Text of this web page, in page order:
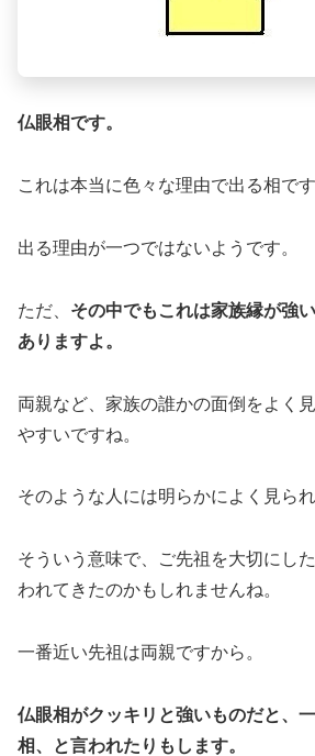
仏眼相です。
これは本当に色々な理由で出る相です
出る理由が一つではないようです。
ただ、 その中でもこれは家族縁が強
ありますよ。
両親など、家族の誰かの面倒をよく
やすいですね。
そのような人には明らかによく見られ
そういう意味で、ご先祖を大切にし
われてきたのかもしれませんね。
一番近い先祖は両親ですから。
仏眼相がクッキリと強いものだと、
相、と言われたりもします。